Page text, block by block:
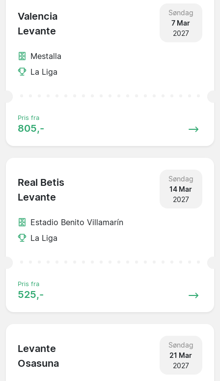
Valencia
Levante
Søndag
7 Mar
2027
Mestalla
La Liga
Pris fra
805,-
Real Betis
Levante
Søndag
14 Mar
2027
Estadio Benito Villamarín
La Liga
Pris fra
525,-
Levante
Osasuna
Søndag
21 Mar
2027